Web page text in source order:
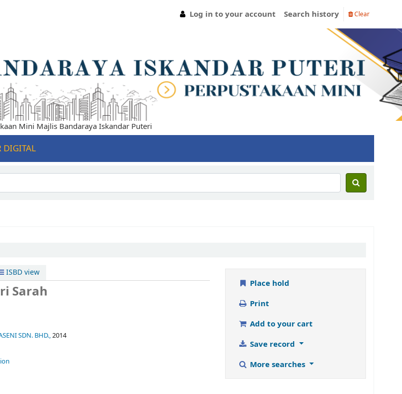
Log in to your account Search history Clear
Mini Majlis Bandaraya Iskandar Puteri
DIGITAL
ISBD view
Sarah
SDN. BHD.,2014
Place hold
Print
Add to your cart
Save record
More searches